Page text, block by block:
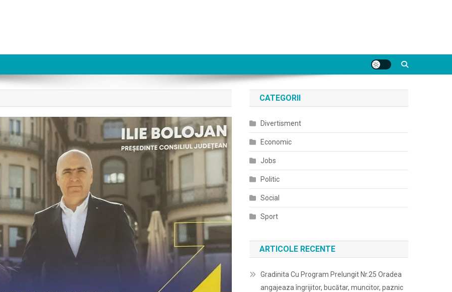
CATEGORII
Divertisment
Economic
Jobs
Politic
Social
Sport
ARTICOLE RECENTE
Gradinita Cu Program Prelungit Nr.25 Oradea
angajeaza îngrijitor, bucătar, muncitor, paznic